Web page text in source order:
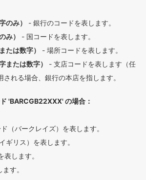
のみ）
- 銀行のコードを表します。
み）
- 国コードを表します。
たは数字）
- 場所コードを表します。
または数字）
- 支店コードを表します（任
される場合、銀行の本店を指します。
'BARCGB22XXX' の場合：
（バークレイズ）を表します。
ギリス）を表します。
します。
す。